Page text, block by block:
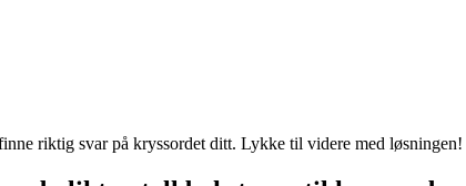
riktig svar på kryssordet ditt. Lykke til videre med løsningen!